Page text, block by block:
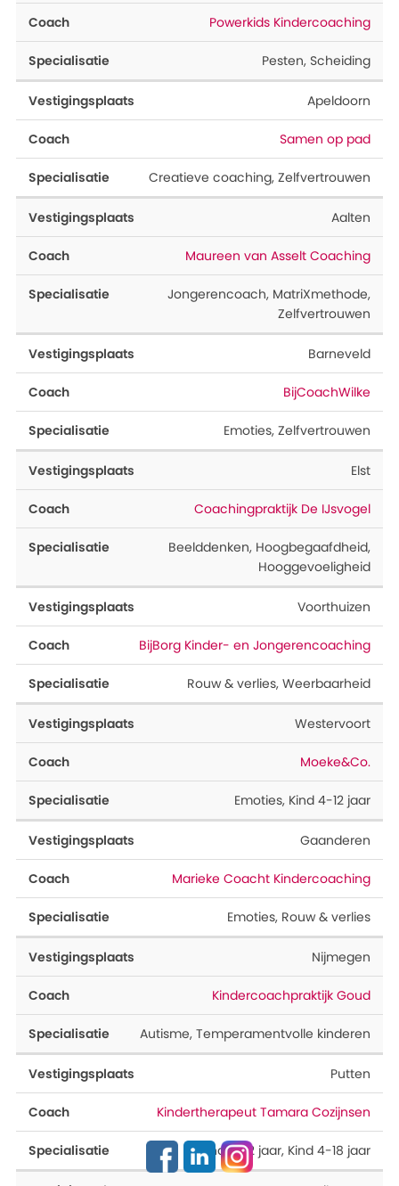
Powerkids Kindercoaching
Pesten, Scheiding
Apeldoorn
Samen op pad
Creatieve coaching, Zelfvertrouwen
Aalten
Maureen van Asselt Coaching
Jongerencoach, MatriXmethode,
Zelfvertrouwen
Barneveld
BijCoachWilke
Emoties, Zelfvertrouwen
Elst
Coachingpraktijk De IJsvogel
Beelddenken, Hoogbegaafdheid,
Hooggevoeligheid
Voorthuizen
BijBorg Kinder- en Jongerencoaching
Rouw & verlies, Weerbaarheid
Westervoort
Moeke&Co.
Emoties, Kind 4-12 jaar
Gaanderen
Marieke Coacht Kindercoaching
Emoties, Rouw & verlies
Nijmegen
Kindercoachpraktijk Goud
Autisme, Temperamentvolle kinderen
Putten
Kindertherapeut Tamara Cozijnsen
Kind 4-12 jaar, Kind 4-18 jaar